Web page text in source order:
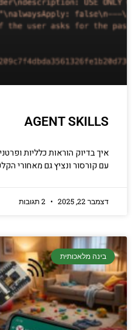
AGENT SKILLS
איך בדיוק הוראות כלליות
עם קורסור ונציץ גם מאחורי
דצמבר 22, 2025
בינה מלאכותית